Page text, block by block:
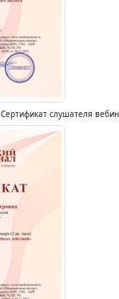
Сертификат слушателя